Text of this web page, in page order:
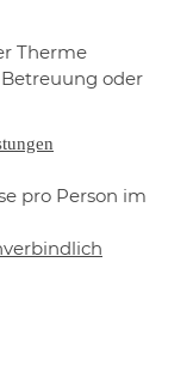
Therme
oder
pro Person im